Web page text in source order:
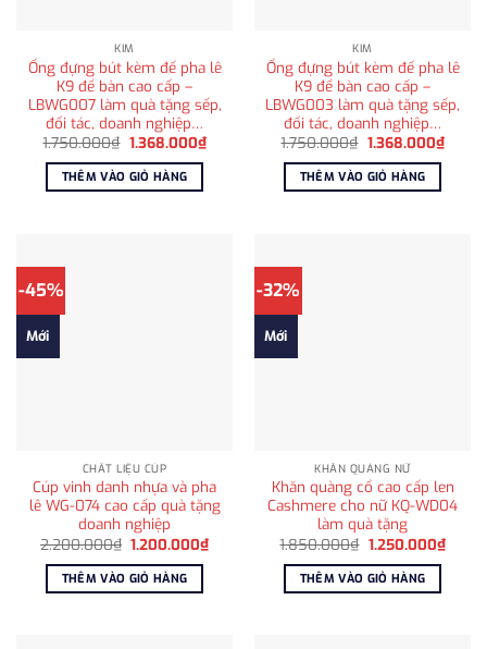
KIM
Ống đựng bút kèm đế pha lê
K9 để bàn cao cấp –
LBWG007 làm quà tặng sếp,
đối tác, doanh nghiệp…
1.750.000₫ Giá
là:
1.750.000₫.
1.368.000₫Giá
hiện
1.368.000₫.
THÊM VÀO GIỎ HÀNG
KIM
Ống đựng bút kèm đế pha lê
K9 để bàn cao cấp –
LBWG003 làm quà tặng sếp,
đối tác, doanh nghiệp…
1.750.000₫ Giá
là:
1.750.000₫.
1.368.000₫Giá
hiện
THÊM VÀO GIỎ HÀNG
-45%
Mới
CHẤT LIỆU CÚP
Cúp vinh danh nhựa và pha
lê WG-074 cao cấp quà tặng
doanh nghiệp
2.200.000₫ Giá
là:
2.200.000₫.
1.200.000₫Giá
hiện
1.200.000₫.
THÊM VÀO GIỎ HÀNG
-32%
Mới
KHĂN QUÀNG NỮ
Khăn quàng cổ cao cấp len
Cashmere cho nữ KQ-WD04
làm quà tặng
1.850.000₫ Giá
là:
1.850.000₫.
1.250.000₫Giá
hiện
THÊM VÀO GIỎ HÀNG